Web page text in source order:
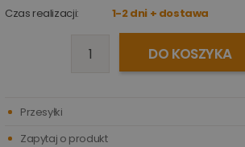
Czas realizacji:
1-2 dni + dostawa
DO KOSZYKA
Przesyłki
Zapytaj o produkt